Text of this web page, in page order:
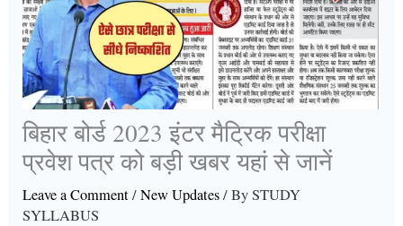
बिहार बोर्ड 2023 इंटर मैट्रिक परीक्षा
प्रवेश पत्र को बड़ी खबर यहां से जानें
Leave a Comment/New Updates/ BySTUDY
SYLLABUS